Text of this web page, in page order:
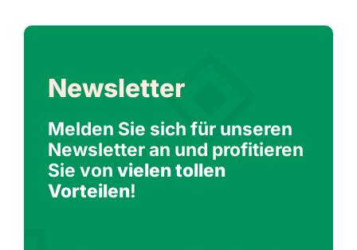
Newsletter
Melden Sie sich für unseren
Newsletter an und profitieren
Sie von vielen tollen
Vorteilen!